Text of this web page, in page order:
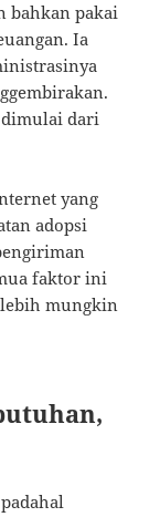
bahkan pakai
Ia
dimulai dari
yang
adopsi
faktor ini
mungkin